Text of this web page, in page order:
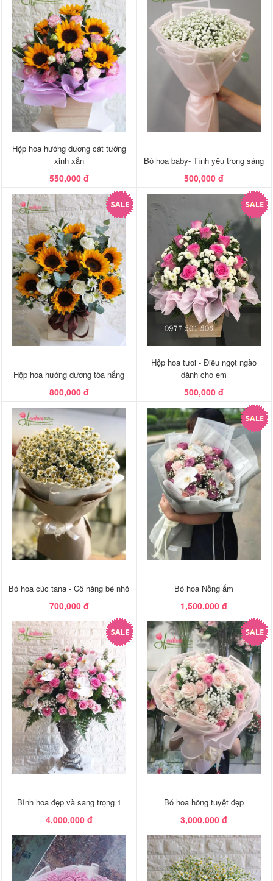
Hộp hoa hướng dương cát tường
xinh xắn
550,000 đ
Bó hoa baby- Tình yêu trong sáng
500,000 đ
Hộp hoa hướng dương tỏa nắng
800,000 đ
Hộp hoa tươi - Điều ngọt ngào
dành cho em
500,000 đ
Bó hoa cúc tana - Cô nàng bé nhỏ
700,000 đ
Bó hoa Nồng ấm
1,500,000 đ
Bình hoa đẹp và sang trọng 1
4,000,000 đ
Bó hoa hồng tuyệt đẹp
3,000,000 đ